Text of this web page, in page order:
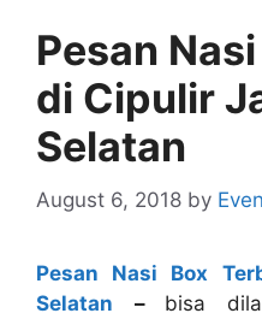
Pesan
di Cipulir
Selatan
August 6, 2018 by
Pesan Nasi Box
Selatan
– bisa